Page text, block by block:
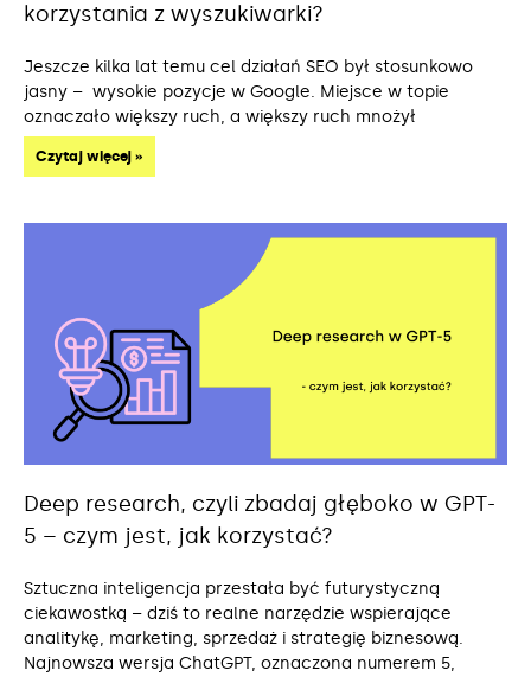
korzystania z wyszukiwarki?
Jeszcze kilka lat temu cel działań SEO był stosunkowo
jasny – wysokie pozycje w Google. Miejsce w topie
oznaczało większy ruch, a większy ruch mnożył
Czytaj więcej »
Deep research, czyli zbadaj głęboko w GPT-
5 – czym jest, jak korzystać?
Sztuczna inteligencja przestała być futurystyczną
ciekawostką – dziś to realne narzędzie wspierające
analitykę, marketing, sprzedaż i strategię biznesową.
Najnowsza wersja ChatGPT, oznaczona numerem 5,